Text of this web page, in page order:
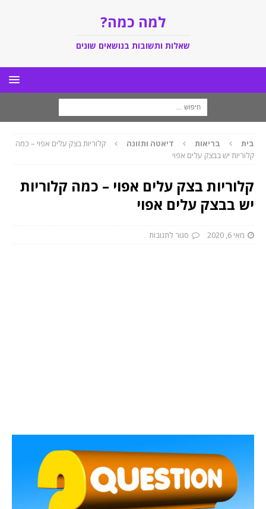
למה כמה?
שאלות ותשובות בנושאים שונים
בית בריאות דיאטה ותזונה
קלוריות בצק עלים אפוי – כמה
קלוריות יש בבצק עלים אפוי
קלוריות בצק עלים אפוי – כמה קלוריות
יש בבצק עלים אפוי
מאי 6, 2020 סגור לתגובות